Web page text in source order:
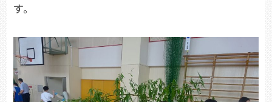
す。